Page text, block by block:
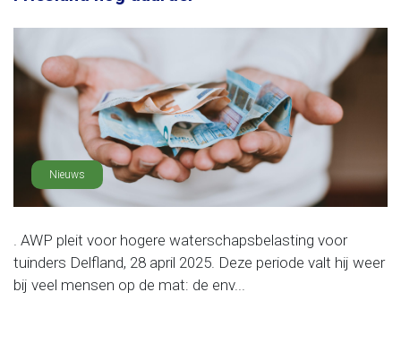
Nieuws
. AWP pleit voor hogere waterschapsbelasting voor
tuinders Delfland, 28 april 2025. Deze periode valt hij weer
bij veel mensen op de mat: de env...